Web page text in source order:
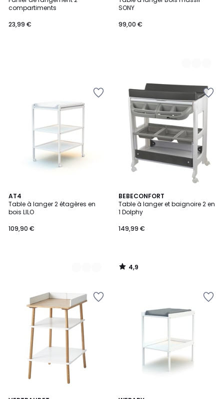
compartiments
23,99 €
SONY
99,00 €
Couleurs
AT4
Table à langer 2 étagères en
bois LILO
109,90 €
2
Couleurs
BEBECONFORT
Table à langer et baignoire 2 en
1 Dolphy
149,99 €
4,9
/ 5
4,9
/